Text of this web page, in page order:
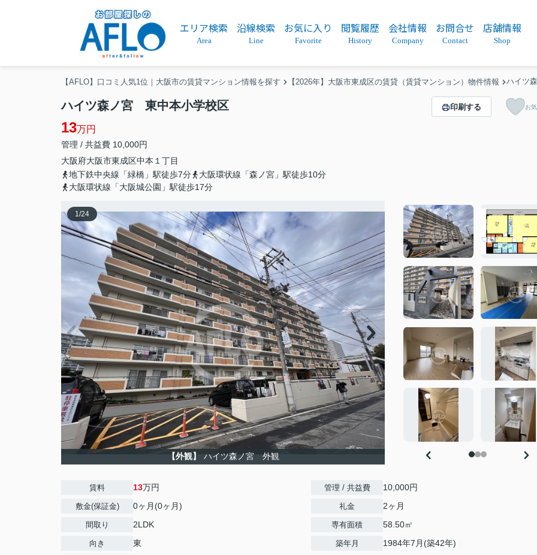
エリア検索
Area
沿線検索
Line
お気に入り
Favorite
閲覧履歴
History
会社情報
Company
お問合せ
Contact
店舗情報
Shop
【AFLO】口コミ人気1位｜大阪市の賃貸マンション情報を探す 【2026年】大阪市東成区の賃貸（賃貸マンション）物件情報 ハイツ
ハイツ森ノ宮 東中本小学校区
13万円
管理 / 共益費 10,000円
大阪府大阪市東成区中本 １丁目
地下鉄中央線「緑橋」駅徒歩7分
大阪環状線「森ノ宮」駅徒歩10分
大阪環状線「大阪城公園」駅徒歩17分
印刷する お
1/24
【外観】 ハイツ森ノ宮 外観
賃料 13万円
敷金(保証金) 0ヶ月(0ヶ月)
間取り 2LDK
向き 東
管理 / 共益費 10,000円
礼金 2ヶ月
専有面積 58.50㎡
築年月 1984年7月(築42年)